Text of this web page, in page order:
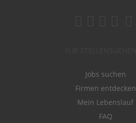
Jobs suchen
Firmen entdecken
Mein Lebenslauf
FAQ